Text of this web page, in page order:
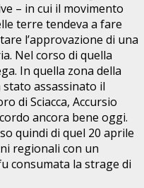
– in cui il movimento
terre tendeva a fare
l’approvazione di una
Nel corso di quella
In quella zona della
stato assassinato il
di Sciacca, Accursio
ancora bene oggi.
quindi di quel 20 aprile
regionali con un
consumata la strage di